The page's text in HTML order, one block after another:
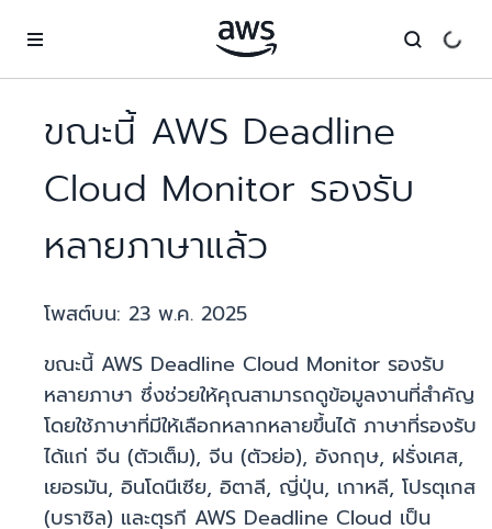
ขณะนี้ AWS Deadline
Cloud Monitor รองรับ
หลายภาษาแล้ว
โพสต์บน: 23 พ.ค. 2025
ขณะนี้ AWS Deadline Cloud Monitor รองรับ
หลายภาษา ซึ่งช่วยให้คุณสามารถดูข้อมูลงานที่สำคัญ
โดยใช้ภาษาที่มีให้เลือกหลากหลายขึ้นได้ ภาษาที่รองรับ
ได้แก่ จีน (ตัวเต็ม), จีน (ตัวย่อ), อังกฤษ, ฝรั่งเศส,
เยอรมัน, อินโดนีเซีย, อิตาลี, ญี่ปุ่น, เกาหลี, โปรตุเกส
(บราซิล) และตุรกี AWS Deadline Cloud เป็น